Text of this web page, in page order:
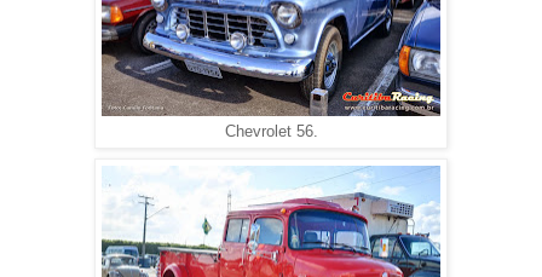
Chevrolet 56.